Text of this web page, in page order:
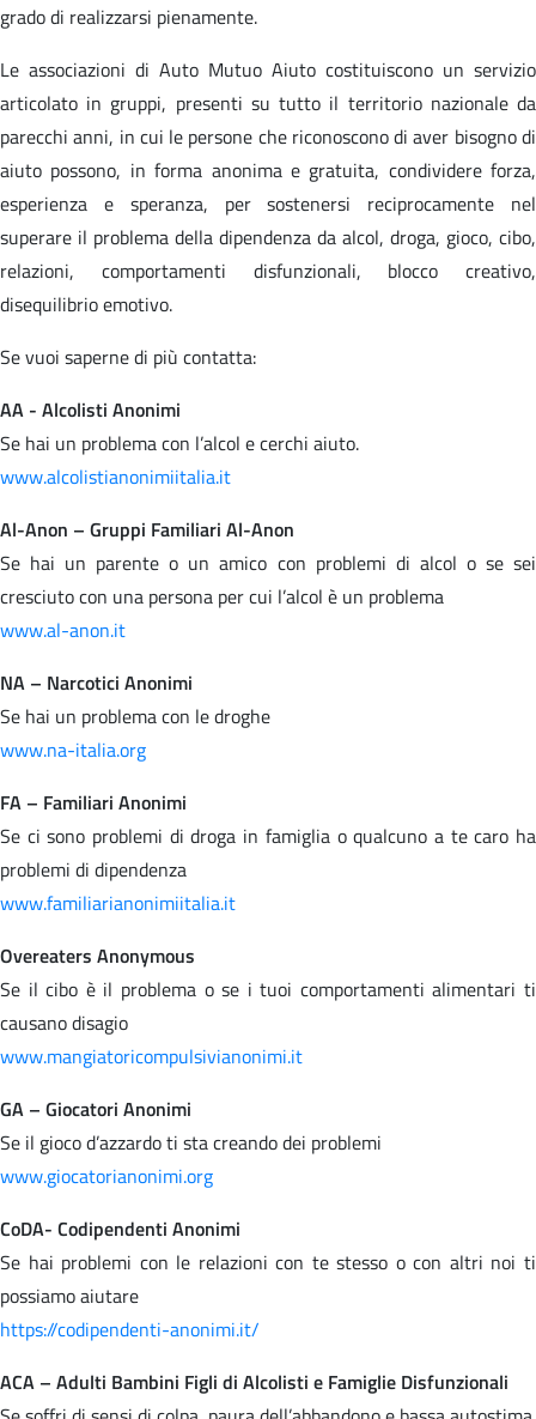
grado di realizzarsi pienamente.
Le associazioni di Auto Mutuo Aiuto costituiscono un servizio
articolato in gruppi, presenti su tutto il territorio nazionale da
parecchi anni, in cui le persone che riconoscono di aver bisogno di
aiuto possono, in forma anonima e gratuita, condividere forza,
esperienza e speranza, per sostenersi reciprocamente nel
superare il problema della dipendenza da alcol, droga, gioco, cibo,
relazioni, comportamenti disfunzionali, blocco creativo,
disequilibrio emotivo.
Se vuoi saperne di più contatta:
AA - Alcolisti Anonimi
Se hai un problema con l’alcol e cerchi aiuto.
www.alcolistianonimiitalia.it
Al-Anon – Gruppi Familiari Al-Anon
Se hai un parente o un amico con problemi di alcol o se sei
cresciuto con una persona per cui l’alcol è un problema
www.al-anon.it
NA – Narcotici Anonimi
Se hai un problema con le droghe
www.na-italia.org
FA – Familiari Anonimi
Se ci sono problemi di droga in famiglia o qualcuno a te caro ha
problemi di dipendenza
www.familiarianonimiitalia.it
Overeaters Anonymous
Se il cibo è il problema o se i tuoi comportamenti alimentari ti
causano disagio
www.mangiatoricompulsivianonimi.it
GA – Giocatori Anonimi
Se il gioco d’azzardo ti sta creando dei problemi
www.giocatorianonimi.org
CoDA- Codipendenti Anonimi
Se hai problemi con le relazioni con te stesso o con altri noi ti
possiamo aiutare
https://codipendenti-anonimi.it/
ACA – Adulti Bambini Figli di Alcolisti e Famiglie Disfunzionali